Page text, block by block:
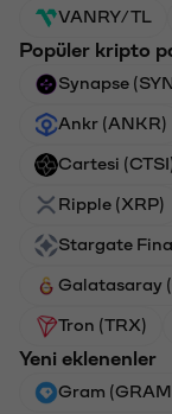
VANRY/TL
Popüler kripto
Synapse
Ankr (ANKR)
Cartesi
Ripple (XRP)
Stargate
Galatasaray
Tron (TRX)
Yeni eklenenler
Gram